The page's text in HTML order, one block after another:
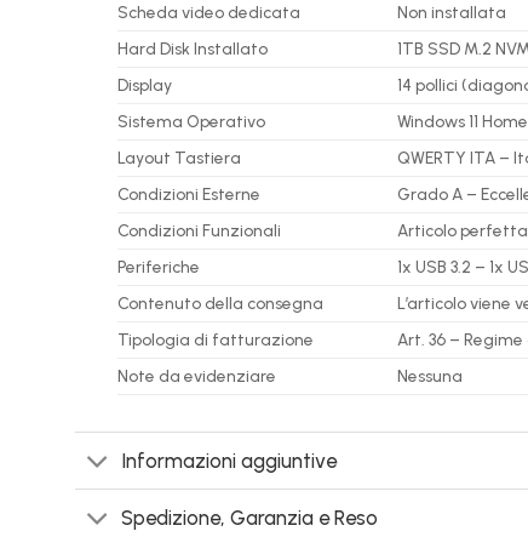
Scheda video dedicata
Non installata
Hard Disk Installato
1TB SSD M.2
Display
14 pollici
Sistema Operativo
Windows 11 Home
Layout Tastiera
QWERTY ITA –
Condizioni Esterne
Grado A –
Condizioni Funzionali
Articolo
Periferiche
1x USB 3.2 – 1x
Contenuto della consegna
L’articolo viene
Tipologia di fatturazione
Art. 36 –
Note da evidenziare
Nessuna
Informazioni aggiuntive
Spedizione, Garanzia e Reso